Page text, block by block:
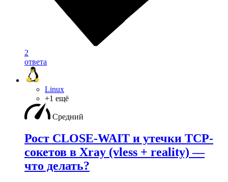
2
ответа
Linux
+1 ещё
Средний
Рост CLOSE-WAIT и утечки TCP-
сокетов в Xray (vless + reality) —
что делать?